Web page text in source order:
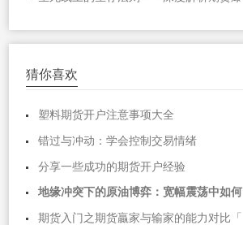
猜你喜欢
塑料期货开户注意事项大全
错过与冲动：学会控制交易情绪
分享一些成功的期货开户经验
地缘冲突下的原油博弈：宽幅震荡中如何
期货入门之期货贏家与输家的能力对比「